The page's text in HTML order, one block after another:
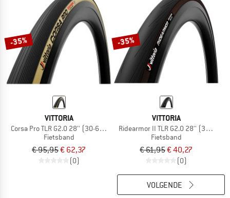
-35%
VITTORIA
Corsa Pro TLR G2.0 28'' (30-622) Foldable
Fietsband
€ 95,95€ 62,37
(0)
-35%
VITTORIA
Ridearmor II TLR G2.0 28'' (30-622)
Fietsband
€ 61,95€ 40,27
(0)
VOLGENDE